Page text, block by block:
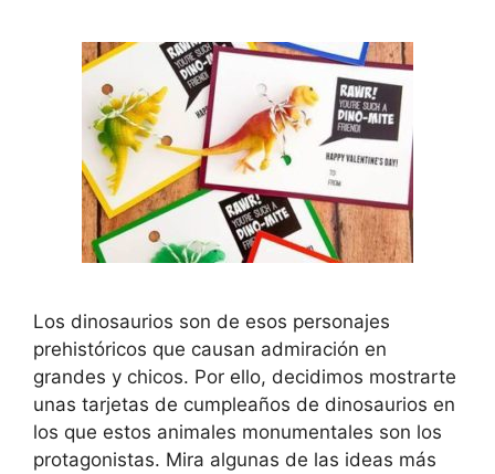
Los dinosaurios son de esos personajes
prehistóricos que causan admiración en
grandes y chicos. Por ello, decidimos mostrarte
unas tarjetas de cumpleaños de dinosaurios en
los que estos animales monumentales son los
protagonistas. Mira algunas de las ideas más